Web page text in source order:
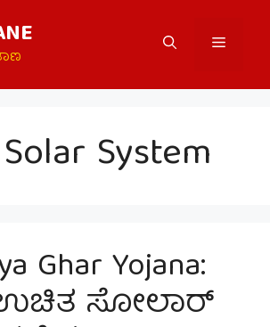
Menu
System
Ghar Yojana:
ಸೋಲಾರ್